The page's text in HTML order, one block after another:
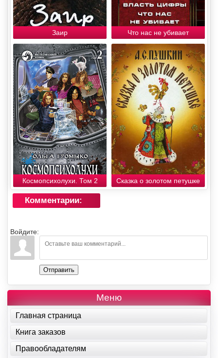
Заир Что нас не убивает
Космопсихолухи. Том 2 Сказка о золотом петушке
Комментарии:
Войдите:
Отправить
Меню
Главная страница
Книга заказов
Правообладателям